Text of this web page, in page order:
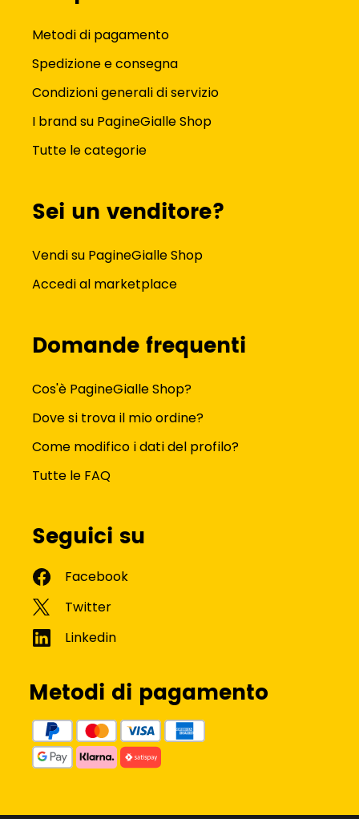
Metodi di pagamento
Spedizione e consegna
Condizioni generali di servizio
I brand su PagineGialle Shop
Tutte le categorie
Sei un venditore?
Vendi su PagineGialle Shop
Accedi al marketplace
Domande frequenti
Cos'è PagineGialle Shop?
Dove si trova il mio ordine?
Come modifico i dati del profilo?
Tutte le FAQ
Seguici su
Metodi di pagamento